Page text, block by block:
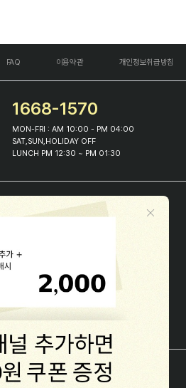
FAQ 이용약관 개인정보취급방침
1668-1570
MON-FRI : AM 10:00 - PM 04:00
SAT,SUN,HOLIDAY OFF
LUNCH PM 12:30 ~ PM 01:30
로-1384 호[사업자정보확인]
피프린스 ALL RIGHT RESERVED.